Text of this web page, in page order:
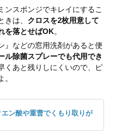
ンスポンジでキレイにするこ
は、 クロスを2枚用意して
を落とせばOK。
』などの窓用洗剤があると便
ル除菌スプレーでも代用でき
くあと残りしにくいので、ピ
ン酸や重曹でくもり取りが